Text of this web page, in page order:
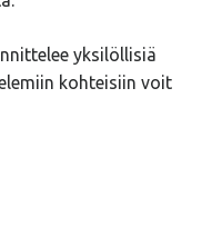
yksilöllisiä
kohteisiin voit